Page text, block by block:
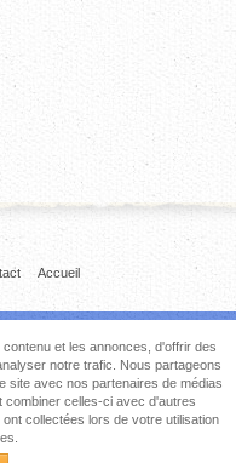
Accueil
et les annonces, d'offrir des
notre trafic. Nous partageons
site avec nos partenaires de médias
combiner celles-ci avec d'autres
collectées lors de votre utilisation